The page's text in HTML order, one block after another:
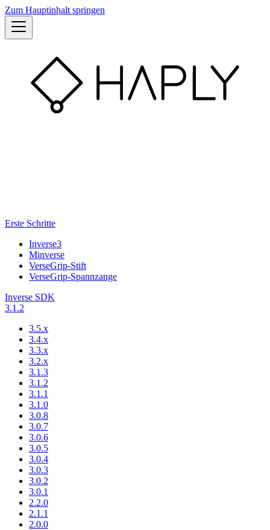
Zum Hauptinhalt springen
Erste Schritte
Inverse3
Minverse
VerseGrip-Stift
VerseGrip-Spannzange
Inverse SDK
3.1.2
3.5.x
3.4.x
3.3.x
3.2.x
3.1.3
3.1.2
3.1.1
3.1.0
3.0.8
3.0.7
3.0.6
3.0.5
3.0.4
3.0.3
3.0.2
3.0.1
2.2.0
2.1.1
2.0.0